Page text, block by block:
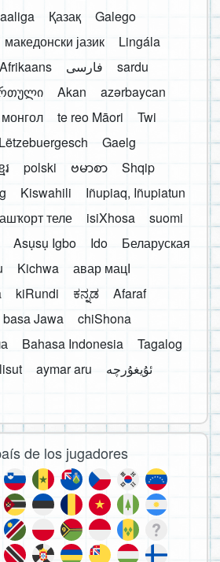
Қазақ
Galego
македонски јазик
Lingála
Afrikaans فارسی
sardu
Akan
azərbaycan
монгол te reo Māori
Twi
Lëtzebuergesch
Gaelg
រ polski ဗမာစာ
Shqip
Kiswahili
Iñupiaq, Iñupiatun
теле isiXhosa
suomi
Asụsụ Igbo Ido
Беларуская
Kichwa
авар мацӀ
kiRundi ಕನ್ನಡ
Afaraf
basa Jawa
chiShona
Bahasa Indonesia
Tagalog
aymar aru
de los jugadores